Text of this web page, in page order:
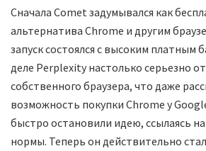
Сначала Comet задумывался как
альтернатива Chrome и другим
запуск состоялся с высоким платным
деле Perplexity настолько серьезно
собственного браузера, что даже
возможность покупки Chrome у
быстро остановили идею, ссылаясь
нормы. Теперь он действительно